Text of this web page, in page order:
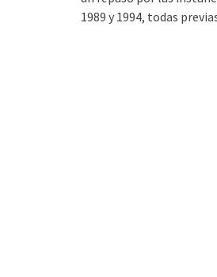
1989 y 1994, todas